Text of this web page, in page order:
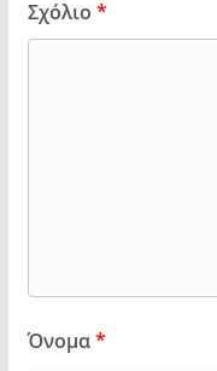
Σχόλιο *
Όνομα*